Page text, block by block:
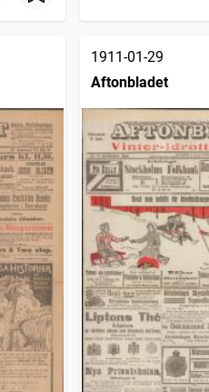
1911-01-29
Aftonbladet